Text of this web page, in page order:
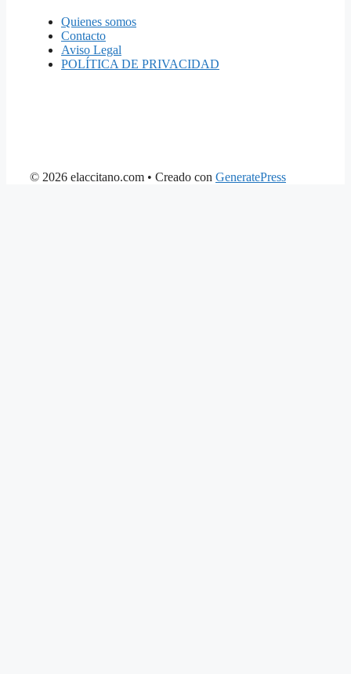
Quienes somos
Contacto
Aviso Legal
POLÍTICA DE PRIVACIDAD
© 2026 elaccitano.com • Creado con GeneratePress